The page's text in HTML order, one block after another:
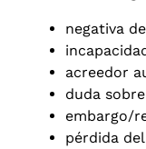
negativa
acreedor
duda
embargo/
pérdida